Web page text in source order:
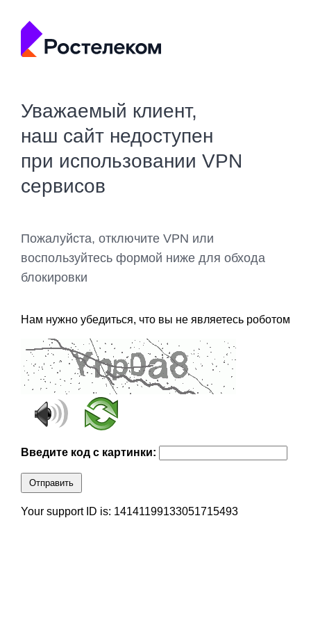
Уважаемый клиент,
наш сайт недоступен
при использовании VPN
сервисов
Пожалуйста, отключите VPN или
воспользуйтесь формой ниже для обхода
блокировки
Нам нужно убедиться, что вы не являетесь роботом
Введите код с картинки:
Отправить
Your support ID is: 14141199133051715493